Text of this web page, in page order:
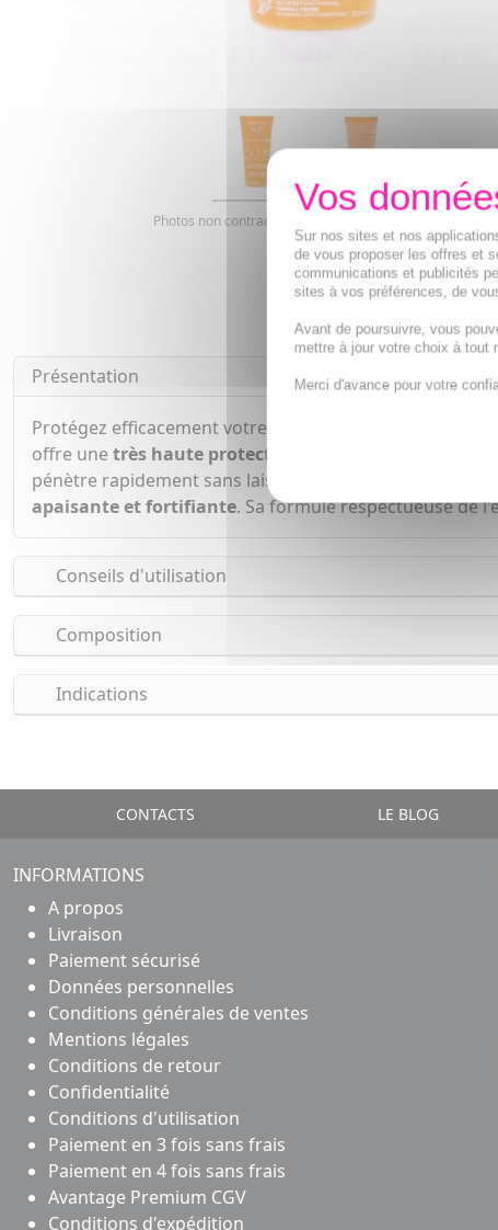
Photos non contractuelles. Copyright digimarquage
Présentation
Protégez efficacement votre peau des rayons UV avec le
offre une très haute protection solaire
contre les
pénètre rapidement sans laisser de traces blanches.
apaisante et fortifiante. Sa formule respectueuse de
Conseils d'utilisation
Composition
Indications
CONTACTS LE BLOG
INFORMATIONS
A propos
Livraison
Paiement sécurisé
Données personnelles
Conditions générales de ventes
Mentions légales
Conditions de retour
Confidentialité
Conditions d'utilisation
Paiement en 3 fois sans frais
Paiement en 4 fois sans frais
Avantage Premium CGV
Conditions d'expédition
Sur nos sites et nos
de vous proposer les offres et
communications et publicités
sites à vos préférences, de
Avant de poursuivre, vous
mettre à jour votre choix à tout
Merci d'avance pour votre